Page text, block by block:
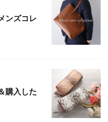
ンズコレ
購入した